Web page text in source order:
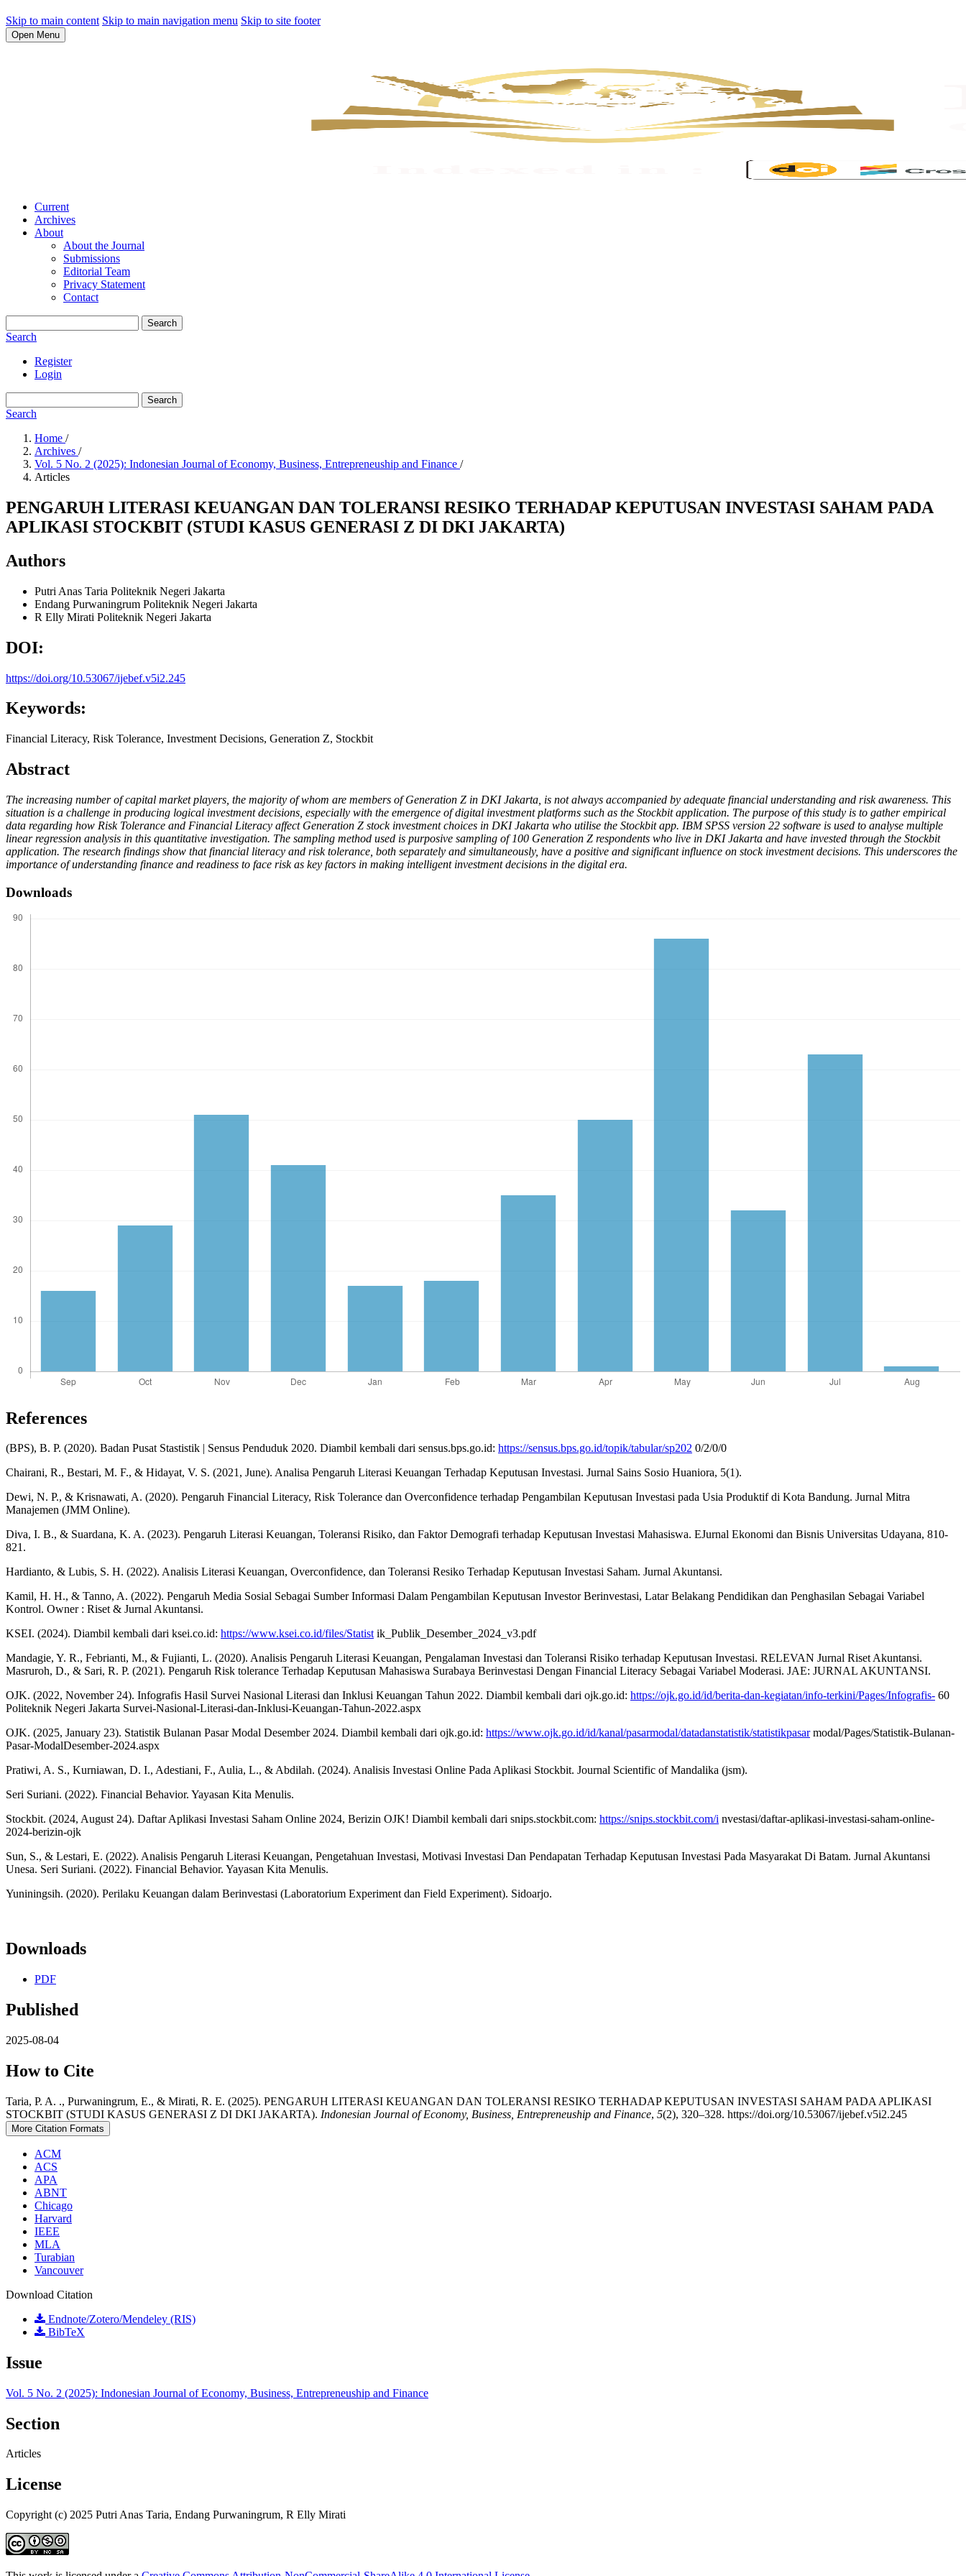
Skip to main content Skip to main navigation menu Skip to site footer
Open Menu
Current
Archives
About
About the Journal
Submissions
Editorial Team
Privacy Statement
Contact
Search
Search
Register
Login
Search
Search
Home /
Archives /
Vol. 5 No. 2 (2025): Indonesian Journal of Economy, Business, Entrepreneuship and Finance /
Articles
PENGARUH LITERASI KEUANGAN DAN TOLERANSI RESIKO TERHADAP KEPUTUSAN INVESTASI SAHAM PADA
APLIKASI STOCKBIT (STUDI KASUS GENERASI Z DI DKI JAKARTA)
Authors
Putri Anas Taria Politeknik Negeri Jakarta
Endang Purwaningrum Politeknik Negeri Jakarta
R Elly Mirati Politeknik Negeri Jakarta
DOI:
https://doi.org/10.53067/ijebef.v5i2.245
Keywords:
Financial Literacy, Risk Tolerance, Investment Decisions, Generation Z, Stockbit
Abstract
The increasing number of capital market players, the majority of whom are members of Generation Z in DKI Jakarta, is not always accompanied by adequate financial understanding and risk awareness. This
situation is a challenge in producing logical investment decisions, especially with the emergence of digital investment platforms such as the Stockbit application. The purpose of this study is to gather empirical
data regarding how Risk Tolerance and Financial Literacy affect Generation Z stock investment choices in DKI Jakarta who utilise the Stockbit app. IBM SPSS version 22 software is used to analyse multiple
linear regression analysis in this quantitative investigation. The sampling method used is purposive sampling of 100 Generation Z respondents who live in DKI Jakarta and have invested through the Stockbit
application. The research findings show that financial literacy and risk tolerance, both separately and simultaneously, have a positive and significant influence on stock investment decisions. This underscores the
importance of understanding finance and readiness to face risk as key factors in making intelligent investment decisions in the digital era.
Downloads
References
(BPS), B. P. (2020). Badan Pusat Stastistik | Sensus Penduduk 2020. Diambil kembali dari sensus.bps.go.id: https://sensus.bps.go.id/topik/tabular/sp202 0/2/0/0
Chairani, R., Bestari, M. F., & Hidayat, V. S. (2021, June). Analisa Pengaruh Literasi Keuangan Terhadap Keputusan Investasi. Jurnal Sains Sosio Huaniora, 5(1).
Dewi, N. P., & Krisnawati, A. (2020). Pengaruh Financial Literacy, Risk Tolerance dan Overconfidence terhadap Pengambilan Keputusan Investasi pada Usia Produktif di Kota Bandung. Jurnal Mitra
Manajemen (JMM Online).
Diva, I. B., & Suardana, K. A. (2023). Pengaruh Literasi Keuangan, Toleransi Risiko, dan Faktor Demografi terhadap Keputusan Investasi Mahasiswa. EJurnal Ekonomi dan Bisnis Universitas Udayana, 810-
821.
Hardianto, & Lubis, S. H. (2022). Analisis Literasi Keuangan, Overconfidence, dan Toleransi Resiko Terhadap Keputusan Investasi Saham. Jurnal Akuntansi.
Kamil, H. H., & Tanno, A. (2022). Pengaruh Media Sosial Sebagai Sumber Informasi Dalam Pengambilan Keputusan Investor Berinvestasi, Latar Belakang Pendidikan dan Penghasilan Sebagai Variabel
Kontrol. Owner : Riset & Jurnal Akuntansi.
KSEI. (2024). Diambil kembali dari ksei.co.id: https://www.ksei.co.id/files/Statistik_Publik_Desember_2024_v3.pdf
Mandagie, Y. R., Febrianti, M., & Fujianti, L. (2020). Analisis Pengaruh Literasi Keuangan, Pengalaman Investasi dan Toleransi Risiko terhadap Keputusan Investasi. RELEVAN Jurnal Riset Akuntansi.
Masruroh, D., & Sari, R. P. (2021). Pengaruh Risk tolerance Terhadap Keputusan Mahasiswa Surabaya Berinvestasi Dengan Financial Literacy Sebagai Variabel Moderasi. JAE: JURNAL AKUNTANSI.
OJK. (2022, November 24). Infografis Hasil Survei Nasional Literasi dan Inklusi Keuangan Tahun 2022. Diambil kembali dari ojk.go.id: https://ojk.go.id/id/berita-dan-kegiatan/info-terkini/Pages/Infografis- 60
Politeknik Negeri Jakarta Survei-Nasional-Literasi-dan-Inklusi-Keuangan-Tahun-2022.aspx
OJK. (2025, January 23). Statistik Bulanan Pasar Modal Desember 2024. Diambil kembali dari ojk.go.id: https://www.ojk.go.id/id/kanal/pasarmodal/datadanstatistik/statistikpasarmodal/Pages/Statistik-Bulanan-
Pasar-ModalDesember-2024.aspx
Pratiwi, A. S., Kurniawan, D. I., Adestiani, F., Aulia, L., & Abdilah. (2024). Analisis Investasi Online Pada Aplikasi Stockbit. Journal Scientific of Mandalika (jsm).
Seri Suriani. (2022). Financial Behavior. Yayasan Kita Menulis.
Stockbit. (2024, August 24). Daftar Aplikasi Investasi Saham Online 2024, Berizin OJK! Diambil kembali dari snips.stockbit.com: https://snips.stockbit.com/i nvestasi/daftar-aplikasi-investasi-saham-online-
2024-berizin-ojk
Sun, S., & Lestari, E. (2022). Analisis Pengaruh Literasi Keuangan, Pengetahuan Investasi, Motivasi Investasi Dan Pendapatan Terhadap Keputusan Investasi Pada Masyarakat Di Batam. Jurnal Akuntansi
Unesa. Seri Suriani. (2022). Financial Behavior. Yayasan Kita Menulis.
Yuniningsih. (2020). Perilaku Keuangan dalam Berinvestasi (Laboratorium Experiment dan Field Experiment). Sidoarjo.
Downloads
PDF
Published
2025-08-04
How to Cite
Taria, P. A. ., Purwaningrum, E., & Mirati, R. E. (2025). PENGARUH LITERASI KEUANGAN DAN TOLERANSI RESIKO TERHADAP KEPUTUSAN INVESTASI SAHAM PADA APLIKASI
STOCKBIT (STUDI KASUS GENERASI Z DI DKI JAKARTA). Indonesian Journal of Economy, Business, Entrepreneuship and Finance, 5(2), 320–328. https://doi.org/10.53067/ijebef.v5i2.245
More Citation Formats
ACM
ACS
APA
ABNT
Chicago
Harvard
IEEE
MLA
Turabian
Vancouver
Download Citation
Endnote/Zotero/Mendeley (RIS)
BibTeX
Issue
Vol. 5 No. 2 (2025): Indonesian Journal of Economy, Business, Entrepreneuship and Finance
Section
Articles
License
Copyright (c) 2025 Putri Anas Taria, Endang Purwaningrum, R Elly Mirati